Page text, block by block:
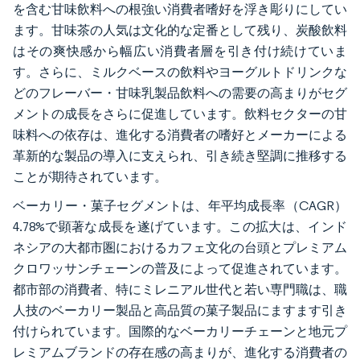
を含む甘味飲料への根強い消費者嗜好を浮き彫りにしてい
ます。甘味茶の人気は文化的な定番として残り、炭酸飲料
はその爽快感から幅広い消費者層を引き付け続けていま
す。さらに、ミルクベースの飲料やヨーグルトドリンクな
どのフレーバー・甘味乳製品飲料への需要の高まりがセグ
メントの成長をさらに促進しています。飲料セクターの甘
味料への依存は、進化する消費者の嗜好とメーカーによる
革新的な製品の導入に支えられ、引き続き堅調に推移する
ことが期待されています。
ベーカリー・菓子セグメントは、年平均成長率（CAGR）
4.78%で顕著な成長を遂げています。この拡大は、インド
ネシアの大都市圏におけるカフェ文化の台頭とプレミアム
クロワッサンチェーンの普及によって促進されています。
都市部の消費者、特にミレニアル世代と若い専門職は、職
人技のベーカリー製品と高品質の菓子製品にますます引き
付けられています。国際的なベーカリーチェーンと地元プ
レミアムブランドの存在感の高まりが、進化する消費者の